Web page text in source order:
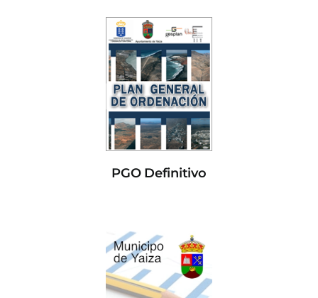
PGO Definitivo